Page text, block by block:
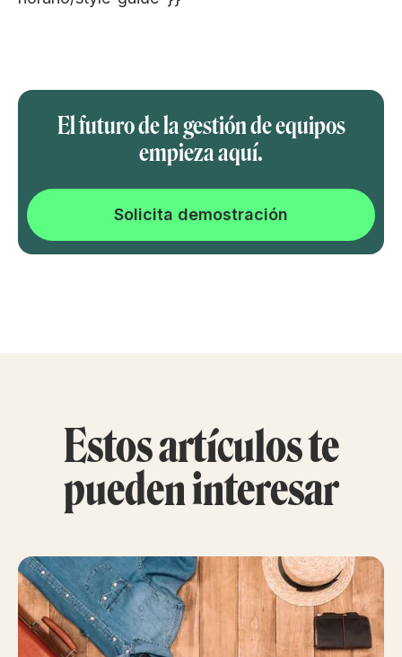
El futuro de la gestión de equipos
empieza aquí.
Solicita demostración
Estos artículos te
pueden interesar